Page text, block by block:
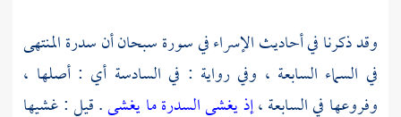
وقد ذكرنا في أحاديث الإسراء في سورة سبحان أن سدرة المنتهى
في السماء السابعة ، وفي رواية : في السادسة أي : أصلها ،
وفروعها في السابعة ،إذ يغشى السدرة ما يغشى. قيل : غشيها